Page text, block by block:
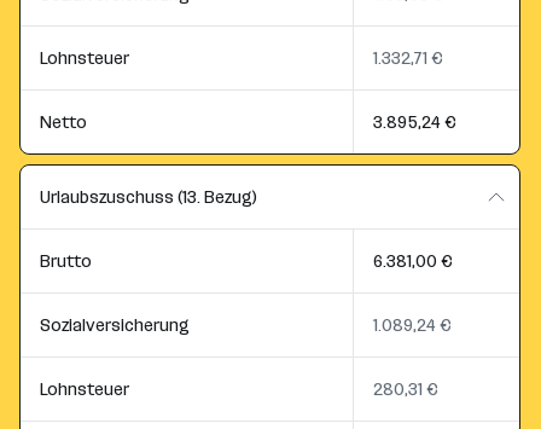
Lohnsteuer 1.332,71 €
Netto 3.895,24 €
Urlaubszuschuss (13. Bezug)
Brutto 6.381,00 €
Sozialversicherung 1.089,24 €
Lohnsteuer 280,31 €